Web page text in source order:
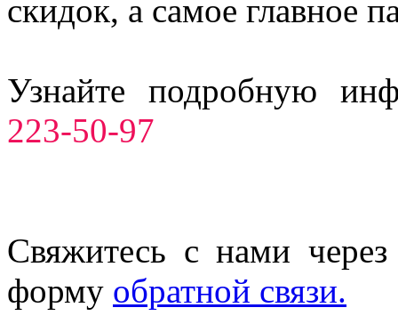
скидок, а самое главное
Узнайте подробную
223-50-97
Свяжитесь с нами
форму обратной связи.